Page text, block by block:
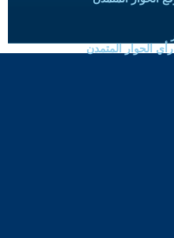
الحوار المتمدن